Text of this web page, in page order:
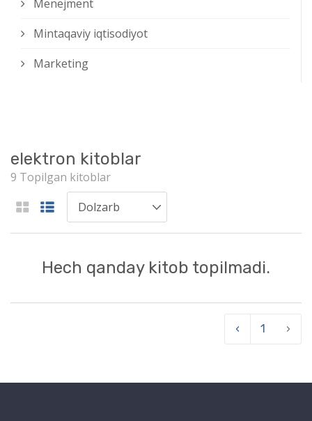
Menejment
Mintaqaviy iqtisodiyot
Marketing
elektron kitoblar
9 Topilgan kitoblar
Hech qanday kitob topilmadi.
‹ 1 ›